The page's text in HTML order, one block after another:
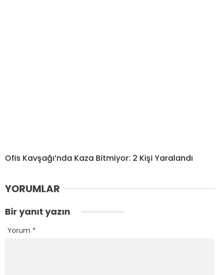
Ofis Kavşağı’nda Kaza Bitmiyor: 2 Kişi Yaralandı
YORUMLAR
Bir yanıt yazın
Yorum *